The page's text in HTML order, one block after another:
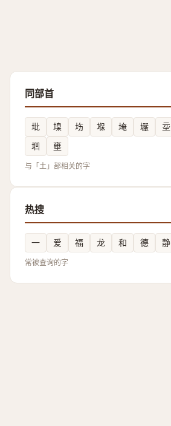
同部首
㘩 㙞 㘯 堢 埯 壧 坖
垇
壅
与「土」部相关的字
热搜
一 爱 福 龙 和 德 静
常被查询的字